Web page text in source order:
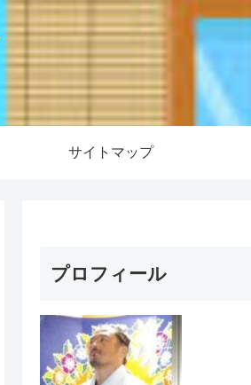
サイトマップ
プロフィール